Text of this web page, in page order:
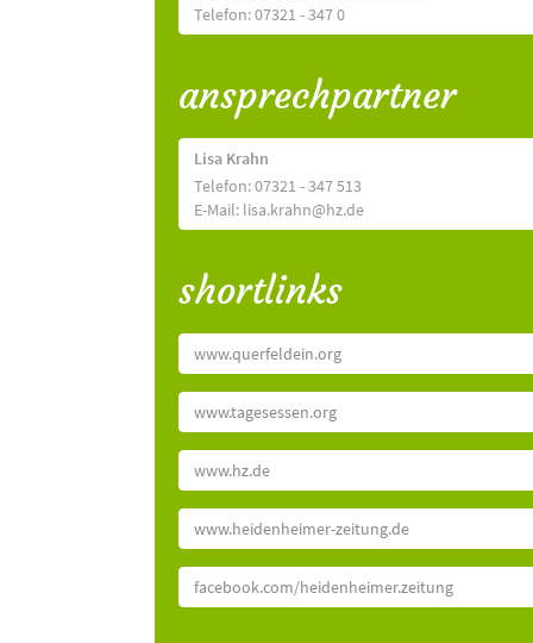
Telefon: 07321 - 347 0
ansprechpartner
Lisa Krahn
Telefon: 07321 - 347 513
E-Mail: lisa.krahn@hz.de
shortlinks
www.querfeldein.org
www.tagesessen.org
www.hz.de
www.heidenheimer-zeitung.de
facebook.com/heidenheimer.zeitung